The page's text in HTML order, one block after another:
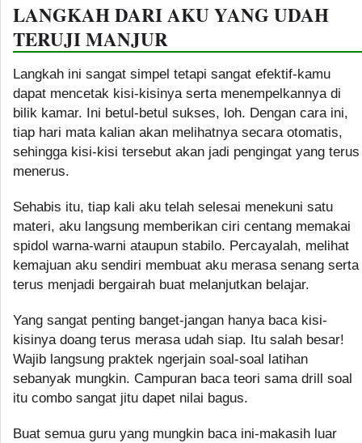
LANGKAH DARI AKU YANG UDAH
TERUJI MANJUR
Langkah ini sangat simpel tetapi sangat efektif-kamu
dapat mencetak kisi-kisinya serta menempelkannya di
bilik kamar. Ini betul-betul sukses, loh. Dengan cara ini,
tiap hari mata kalian akan melihatnya secara otomatis,
sehingga kisi-kisi tersebut akan jadi pengingat yang terus
menerus.
Sehabis itu, tiap kali aku telah selesai menekuni satu
materi, aku langsung memberikan ciri centang memakai
spidol warna-warni ataupun stabilo. Percayalah, melihat
kemajuan aku sendiri membuat aku merasa senang serta
terus menjadi bergairah buat melanjutkan belajar.
Yang sangat penting banget-jangan hanya baca kisi-
kisinya doang terus merasa udah siap. Itu salah besar!
Wajib langsung praktek ngerjain soal-soal latihan
sebanyak mungkin. Campuran baca teori sama drill soal
itu combo sangat jitu dapet nilai bagus.
Buat semua guru yang mungkin baca ini-makasih luar